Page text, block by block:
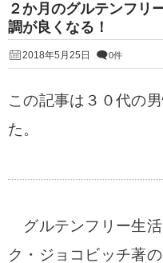
２か月のグルテンフリ
調が良くなる！
2018年5月25日 0件
この記事は３０代の
た。
グルテンフリー生
ク・ジョコビッチ著